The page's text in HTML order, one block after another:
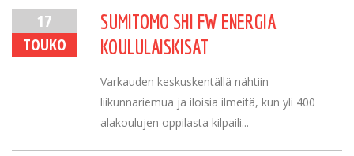
17
TOUKO
SUMITOMO SHI FW ENERGIA
KOULULAISKISAT
Varkauden keskuskentällä nähtiin
liikunnariemua ja iloisia ilmeitä, kun yli 400
alakoulujen oppilasta kilpaili...